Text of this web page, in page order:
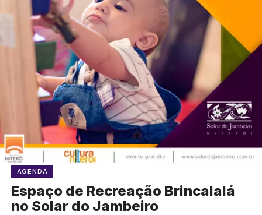
AGENDA
Espaço de Recreação Brincalalá
no Solar do Jambeiro